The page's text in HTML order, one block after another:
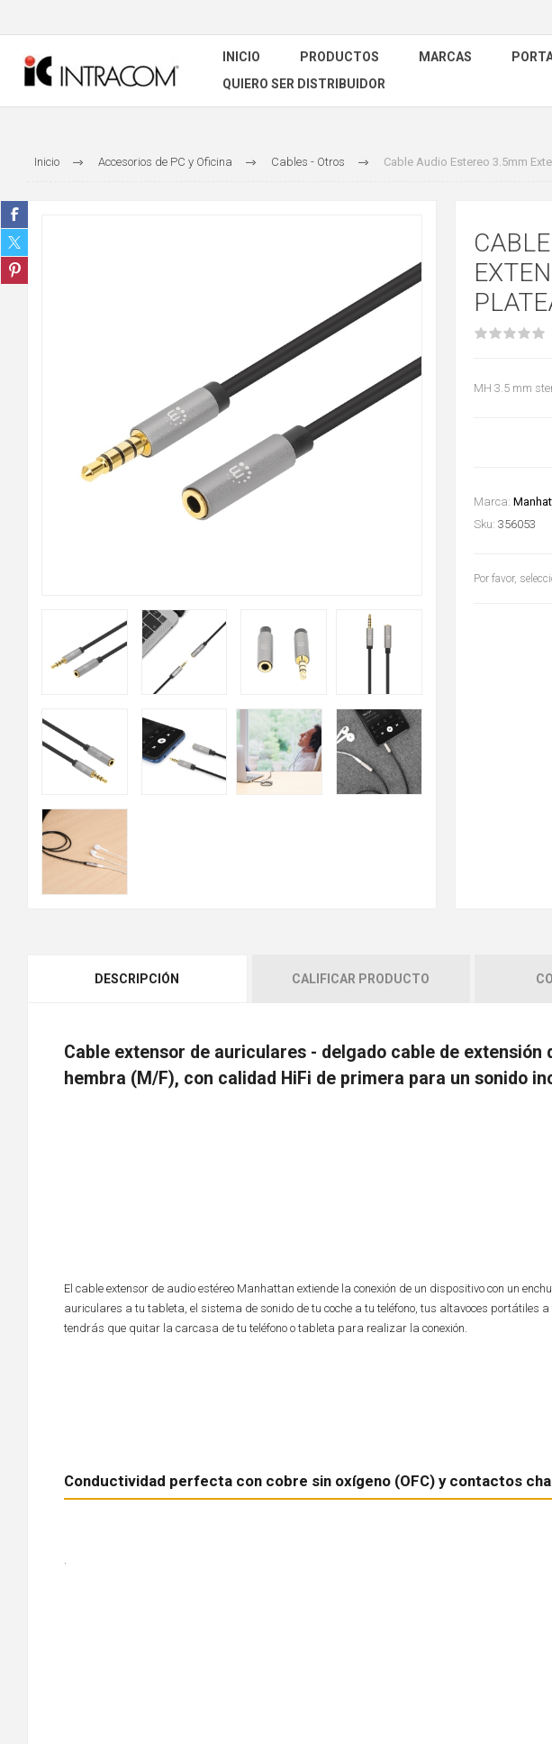
INICIO PRODUCTOS MARCAS
QUIERO SER DISTRIBUIDOR
Inicio Accesorios de PC y Oficina Cables - Otros Cable Audio Estereo 3.5mm
MH 3.5 mm
Marca:
Sku: 356053
Por favor,
DESCRIPCIÓN CALIFICAR PRODUCTO
Cable extensor de auriculares - delgado cable de extensión
hembra (M/F), con calidad HiFi de primera para un sonido
El cable extensor de audio estéreo Manhattan extiende la conexión de un dispositivo con un
auriculares a tu tableta, el sistema de sonido de tu coche a tu teléfono, tus altavoces portátiles
tendrás que quitar la carcasa de tu teléfono o tableta para realizar la conexión.
Conductividad perfecta con cobre sin oxígeno (OFC) y contactos